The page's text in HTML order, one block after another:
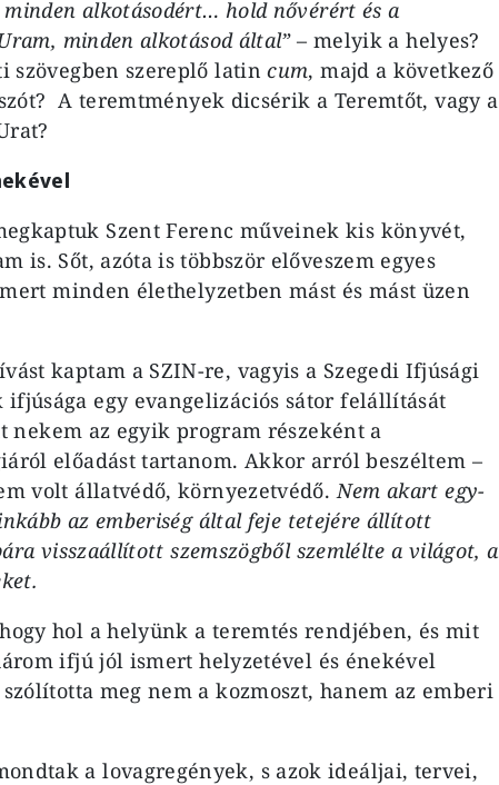
alkotásodért… hold nővérért és a
minden alkotásod által”– melyik a helyes?
szövegben szereplő latincum, majd a következő
A teremtmények dicsérik a Teremtőt, vagy a
Szent Ferenc műveinek kis könyvét,
is. Sőt, azóta is többször előveszem egyes
minden élethelyzetben mást és mást üzen
kaptam a SZIN-re, vagyis a Szegedi Ifjúsági
egy evangelizációs sátor felállítását
az egyik program részeként a
előadást tartanom. Akkor arról beszéltem –
volt állatvédő, környezetvédő.Nem akart egy-
az emberiség által feje tetejére állított
visszaállított szemszögből szemlélte a világot, a
hol a helyünk a teremtés rendjében, és mit
ifjú jól ismert helyzetével és énekével
meg nem a kozmoszt, hanem az emberi
a lovagregények, s azok ideáljai, tervei,